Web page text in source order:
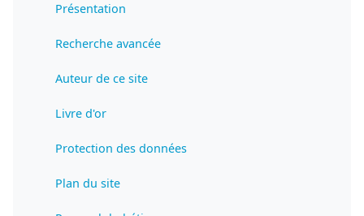
Présentation
Recherche avancée
Auteur de ce site
Livre d'or
Protection des données
Plan du site